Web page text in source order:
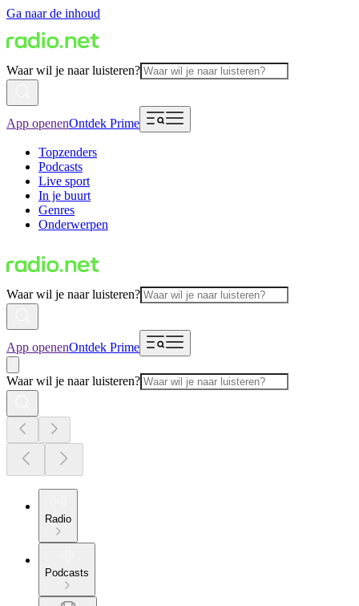
Ga naar de inhoud
Waar wil je naar luisteren?
App openenOntdek Prime
Topzenders
Podcasts
Live sport
In je buurt
Genres
Onderwerpen
Waar wil je naar luisteren?
App openenOntdek Prime
Waar wil je naar luisteren?
Radio
Podcasts